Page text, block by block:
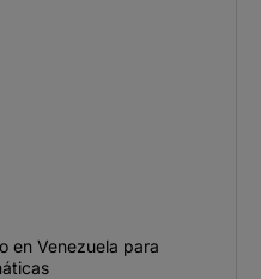
en Venezuela para